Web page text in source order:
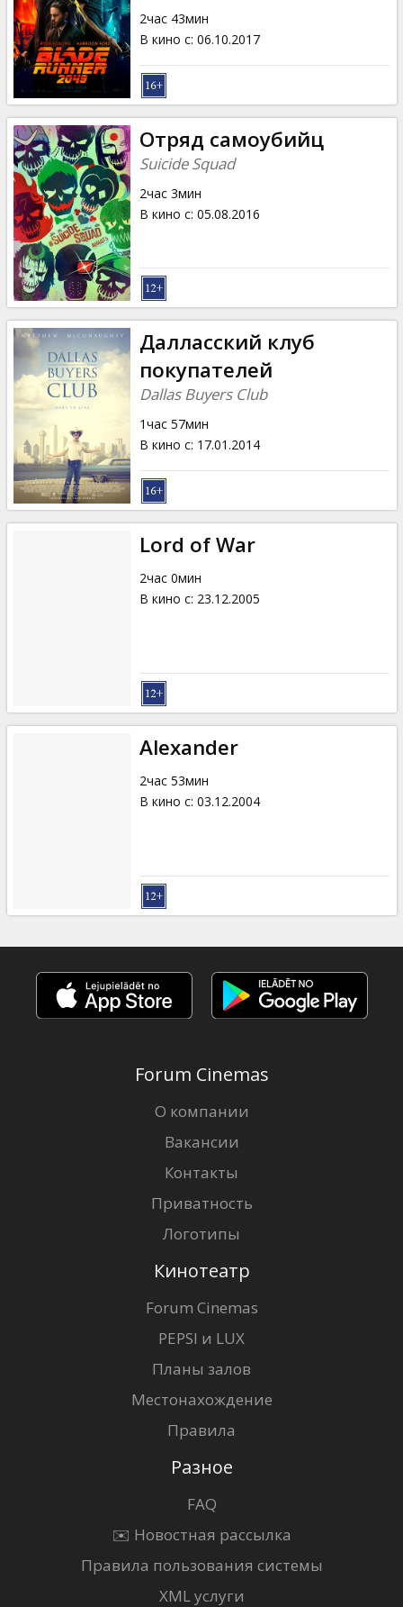
2час 43мин
В кино с: 06.10.2017
Отряд самоубийц
Suicide Squad
2час 3мин
В кино с: 05.08.2016
Далласский клуб
покупателей
Dallas Buyers Club
1час 57мин
В кино с: 17.01.2014
Lord of War
2час 0мин
В кино с: 23.12.2005
Alexander
2час 53мин
В кино с: 03.12.2004
Forum Cinemas
О компании
Вакансии
Контакты
Приватность
Логотипы
Кинотеатр
Forum Cinemas
PEPSI и LUX
Планы залов
Местонахождение
Правила
Разное
FAQ
✉️ Новостная рассылка
Правила пользования системы
XML услуги